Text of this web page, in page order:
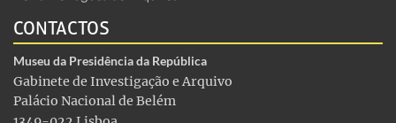
CONTACTOS
Museu da Presidência da República
Gabinete de Investigação e Arquivo
Palácio Nacional de Belém